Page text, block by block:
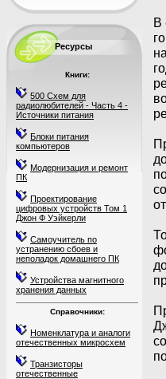
Ресурсы
Книги:
500 Схем для
радиолюбителей - Часть 4 -
Источники питания
Блоки питания
компьютеров
Модернизация и ремонт
ПК
Проектирование
цифровых устройств Том 1
Джон Ф Уэйкерли
Самоучитель по
устранению сбоев и
неполадок домашнего ПК
Устройства магнитного
хранения данных
Справочники:
Номенклатура и аналоги
отечественных микросхем
Транзисторы
отечественные
В